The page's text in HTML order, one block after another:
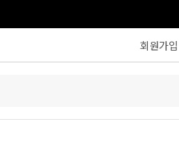
회원가입